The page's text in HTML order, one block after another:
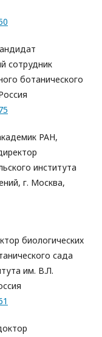
сотрудник
ботанического
РАН,
института
г. Москва,
биологических
сада
им. В.Л.